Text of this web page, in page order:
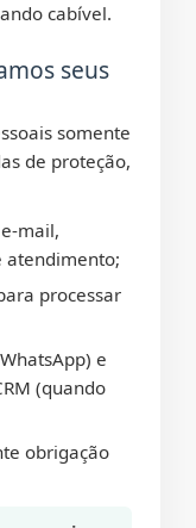
cabível.
seus
somente
de proteção,
mail,
atendimento;
processar
e
(quando
obrigação